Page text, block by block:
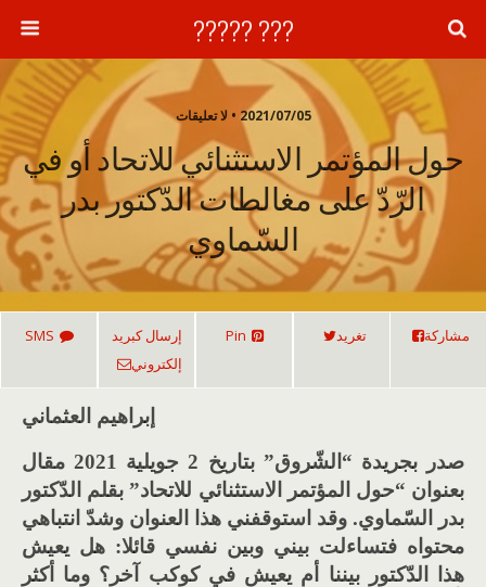
??? ?????
2021/07/05 • لا تعليقات
حول المؤتمر الاستثنائي للاتحاد أو في
الرّدّ على مغالطات الدّكتور بدر
السّماوي
مشاركة تغريد Pin
إرسال كبريد
إلكتروني
SMS
إبراهيم العثماني
صدر بجريدة “الشّروق” بتاريخ 2 جويلية 2021 مقال
بعنوان “حول المؤتمر الاستثنائي للاتحاد” بقلم الدّكتور
بدر السّماوي. وقد استوقفني هذا العنوان وشدّ انتباهي
محتواه فتساءلت بيني وبين نفسي قائلا: هل يعيش
هذا الدّكتور بيننا أم يعيش في كوكب آخر؟ وما أكثر